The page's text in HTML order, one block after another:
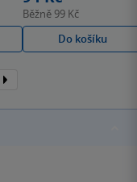
Běžně 99 Kč
Do košíku